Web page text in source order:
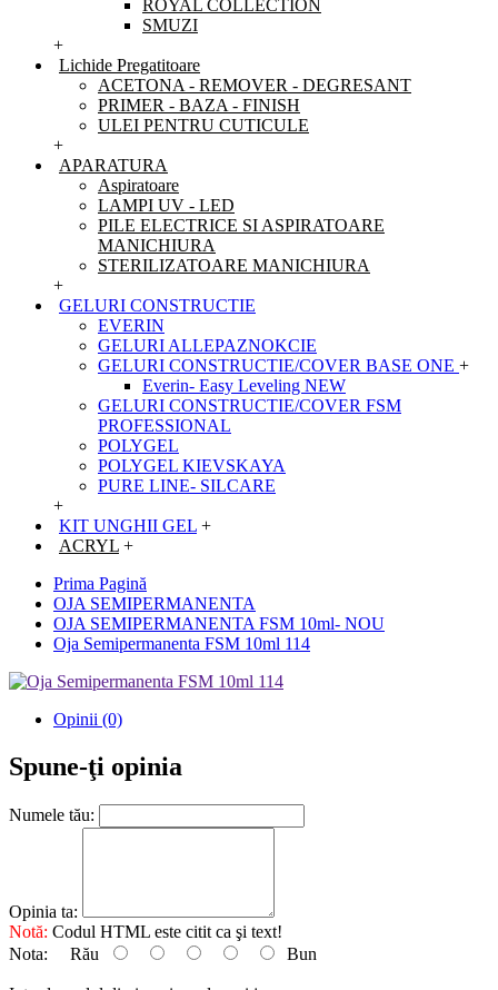
ROYAL COLLECTION
SMUZI
+
Lichide Pregatitoare
ACETONA - REMOVER - DEGRESANT
PRIMER - BAZA - FINISH
ULEI PENTRU CUTICULE
+
APARATURA
Aspiratoare
LAMPI UV - LED
PILE ELECTRICE SI ASPIRATOARE
MANICHIURA
STERILIZATOARE MANICHIURA
+
GELURI CONSTRUCTIE
EVERIN
GELURI ALLEPAZNOKCIE
GELURI CONSTRUCTIE/COVER BASE ONE +
Everin- Easy Leveling NEW
GELURI CONSTRUCTIE/COVER FSM
PROFESSIONAL
POLYGEL
POLYGEL KIEVSKAYA
PURE LINE- SILCARE
+
KIT UNGHII GEL +
ACRYL +
Prima Pagină
OJA SEMIPERMANENTA
OJA SEMIPERMANENTA FSM 10ml- NOU
Oja Semipermanenta FSM 10ml 114
Opinii (0)
Spune-ţi opinia
Numele tău:
Opinia ta:
Notă: Codul HTML este citit ca şi text!
Nota: Rău Bun